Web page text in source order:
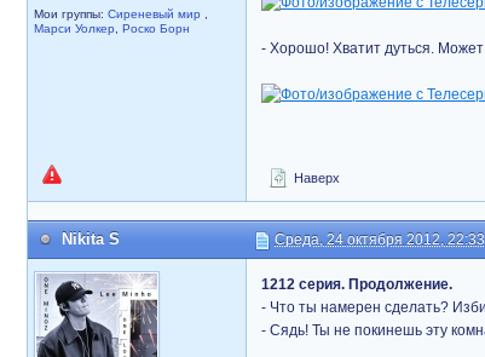
Мои группы: Сиреневый мир
Марси Уолкер
Роско Борн
- Хорошо! Хватит дуться.
Наверх
Nikita S Среда, 24 октября 2012,
1212 серия. Продолжение.
- Что ты намерен сделать?
- Сядь! Ты не покинешь эту